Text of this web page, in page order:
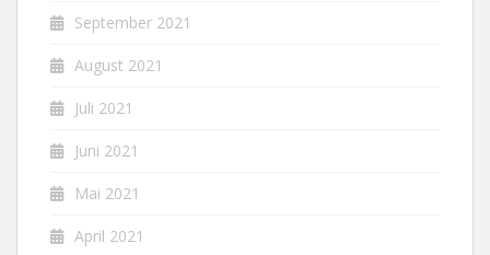
September 2021
August 2021
Juli 2021
Juni 2021
Mai 2021
April 2021